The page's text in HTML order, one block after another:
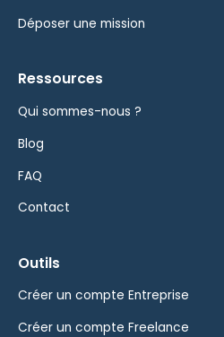
Déposer une mission
Ressources
Qui sommes-nous ?
Blog
FAQ
Contact
Outils
Créer un compte Entreprise
Créer un compte Freelance